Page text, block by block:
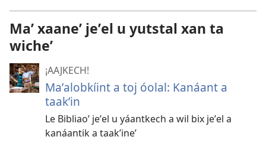
Maʼ xaaneʼ jeʼel u yutstal xan ta
wicheʼ
¡AAJKECH!
Maʼalobkíint a toj óolal: Kanáant a
taakʼin
Le Bibliaoʼ jeʼel u yáantkech a wil bix jeʼel a
kanáantik a taakʼineʼ